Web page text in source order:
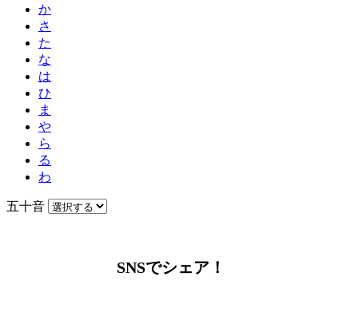
か
さ
た
な
は
ひ
ま
や
ら
る
わ
五十音
SNSでシェア！